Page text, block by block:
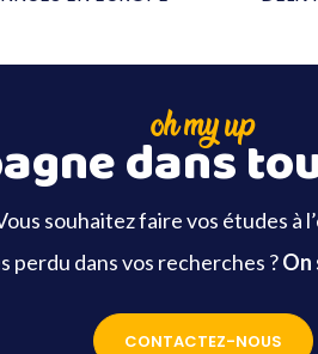
oh my up
dans
souhaitez faire vos études à
perdu dans vos recherches ?On
CONTACTEZ-NOUS